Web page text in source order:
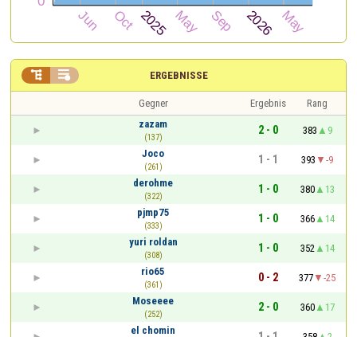
ERGEBNISSE
 
Gegner Ergebnis
Rang
zazam
(137)
2 - 0 383
9
Joco
(261)
1 - 1 393
-9
derohme
(322)
1 - 0 380
13
pjmp75
(333)
1 - 0 366
14
yuri roldan
(308)
1 - 0 352
14
rio65
(361)
0 - 2 377
-25
Moseeee
(252)
2 - 0 360
17
el chomin